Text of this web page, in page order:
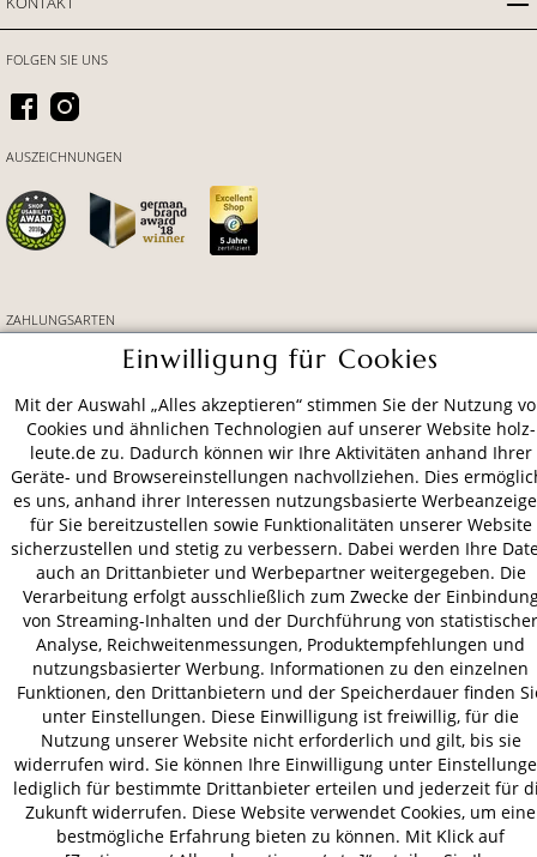
ZAHLUNGSARTEN
FOLGEN SIE UNS
AUSZEICHNUNGEN
AGB Datenschutz
Impressum
© 2026 HOLZ-LEUTE
* Alle Preise inkl. gesetzl. Mehrwertsteuer zzgl.Versandkosten.
Einwilligung für Cookies
Mit der Auswahl „Alles akzeptieren“ stimmen Sie der Nutzung
Cookies und ähnlichen Technologien auf unserer Website holz-
leute.de zu. Dadurch können wir Ihre Aktivitäten anhand Ihrer
Geräte- und Browsereinstellungen nachvollziehen. Dies
es uns, anhand ihrer Interessen nutzungsbasierte
für Sie bereitzustellen sowie Funktionalitäten unserer Website
sicherzustellen und stetig zu verbessern. Dabei werden Ihre
auch an Drittanbieter und Werbepartner weitergegeben. Die
Verarbeitung erfolgt ausschließlich zum Zwecke der
von Streaming-Inhalten und der Durchführung von statistischer
Analyse, Reichweitenmessungen, Produktempfehlungen und
nutzungsbasierter Werbung. Informationen zu den einzelnen
Funktionen, den Drittanbietern und der Speicherdauer finden
unter Einstellungen. Diese Einwilligung ist freiwillig, für die
Nutzung unserer Website nicht erforderlich und gilt, bis sie
widerrufen wird. Sie können Ihre Einwilligung unter
lediglich für bestimmte Drittanbieter erteilen und jederzeit für
Zukunft widerrufen. Diese Website verwendet Cookies, um eine
bestmögliche Erfahrung bieten zu können. Mit Klick auf